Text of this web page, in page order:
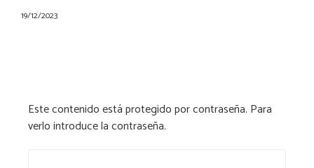
19/12/2023
Este contenido está protegido por contraseña. Para
verlo introduce la contraseña.